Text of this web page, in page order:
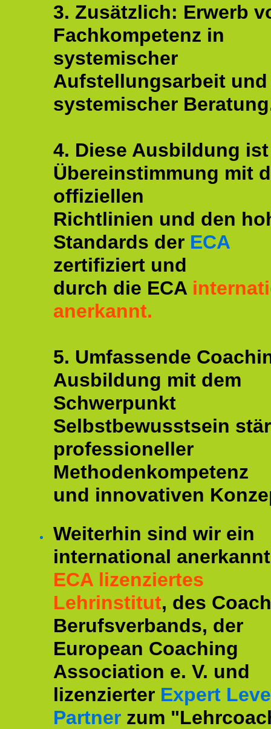
3. Zusätzlich: Erwerb
Fachkompetenz in
systemischer
Aufstellungsarbeit und
systemischer
4. Diese Ausbildung
Übereinstimmung mit
offiziellen
Richtlinien und den
Standards der ECA
zertifiziert und
durch die ECA
anerkannt.
5. Umfassende
Ausbildung mit dem
Schwerpunkt
Selbstbewusstsein
professioneller
Methodenkompetenz
und innovativen
Weiterhin sind wir ein
international
ECA lizenziertes
Lehrinstitut, des
Berufsverbands, der
European Coaching
Association e. V. und
lizenzierter Expert
Partner zum